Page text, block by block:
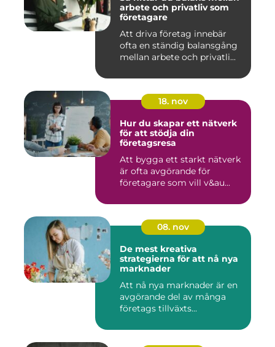
arbete och privatliv som
företagare
Att driva företag innebär
ofta en ständig balansgång
mellan arbete och privatli...
18. nov
Hur du skapar ett nätverk
för att stödja din
företagsresa
Att bygga ett starkt nätverk
är ofta avgörande för
företagare som vill v&au...
08. nov
De mest kreativa
strategierna för att nå nya
marknader
Att nå nya marknader är en
avgörande del av många
företags tillväxts...